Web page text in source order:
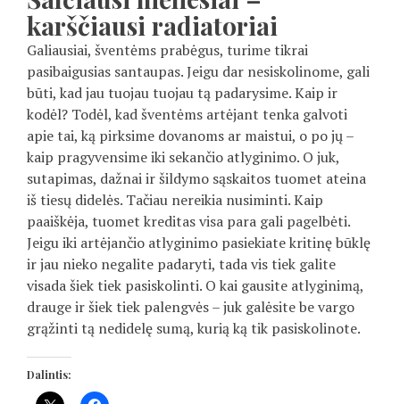
karščiausi radiatoriai
Galiausiai, šventėms prabėgus, turime tikrai
pasibaigusias santaupas. Jeigu dar nesiskolinome, gali
būti, kad jau tuojau tuojau tą padarysime. Kaip ir
kodėl? Todėl, kad šventėms artėjant tenka galvoti
apie tai, ką pirksime dovanoms ar maistui, o po jų –
kaip pragyvensime iki sekančio atlyginimo. O juk,
sutapimas, dažnai ir šildymo sąskaitos tuomet ateina
iš tiesų didelės. Tačiau nereikia nusiminti. Kaip
paaiškėja, tuomet kreditas visa para gali pagelbėti.
Jeigu iki artėjančio atlyginimo pasiekiate kritinę būklę
ir jau nieko negalite padaryti, tada vis tiek galite
visada šiek tiek pasiskolinti. O kai gausite atlyginimą,
drauge ir šiek tiek palengvės – juk galėsite be vargo
grąžinti tą nedidelę sumą, kurią ką tik pasiskolinote.
Dalintis: